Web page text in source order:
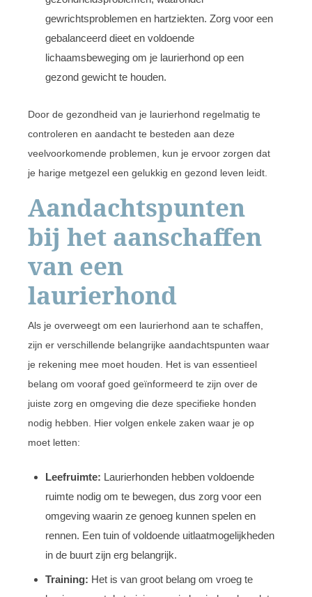
gewrichtsproblemen en hartziekten. Zorg voor een
gebalanceerd dieet en voldoende
lichaamsbeweging om je laurierhond op een
gezond gewicht te houden.
Door de gezondheid van je laurierhond regelmatig te
controleren en aandacht te besteden aan deze
veelvoorkomende problemen, kun je ervoor zorgen dat
je harige metgezel een gelukkig en gezond leven leidt.
Aandachtspunten
bij het aanschaffen
van een
laurierhond
Als je overweegt om een laurierhond aan te schaffen,
zijn er verschillende belangrijke aandachtspunten waar
je rekening mee moet houden. Het is van essentieel
belang om vooraf goed geïnformeerd te zijn over de
juiste zorg en omgeving die deze specifieke honden
nodig hebben. Hier volgen enkele zaken waar je op
moet letten:
Leefruimte: Laurierhonden hebben voldoende
ruimte nodig om te bewegen, dus zorg voor een
omgeving waarin ze genoeg kunnen spelen en
rennen. Een tuin of voldoende uitlaatmogelijkheden
in de buurt zijn erg belangrijk.
Training: Het is van groot belang om vroeg te